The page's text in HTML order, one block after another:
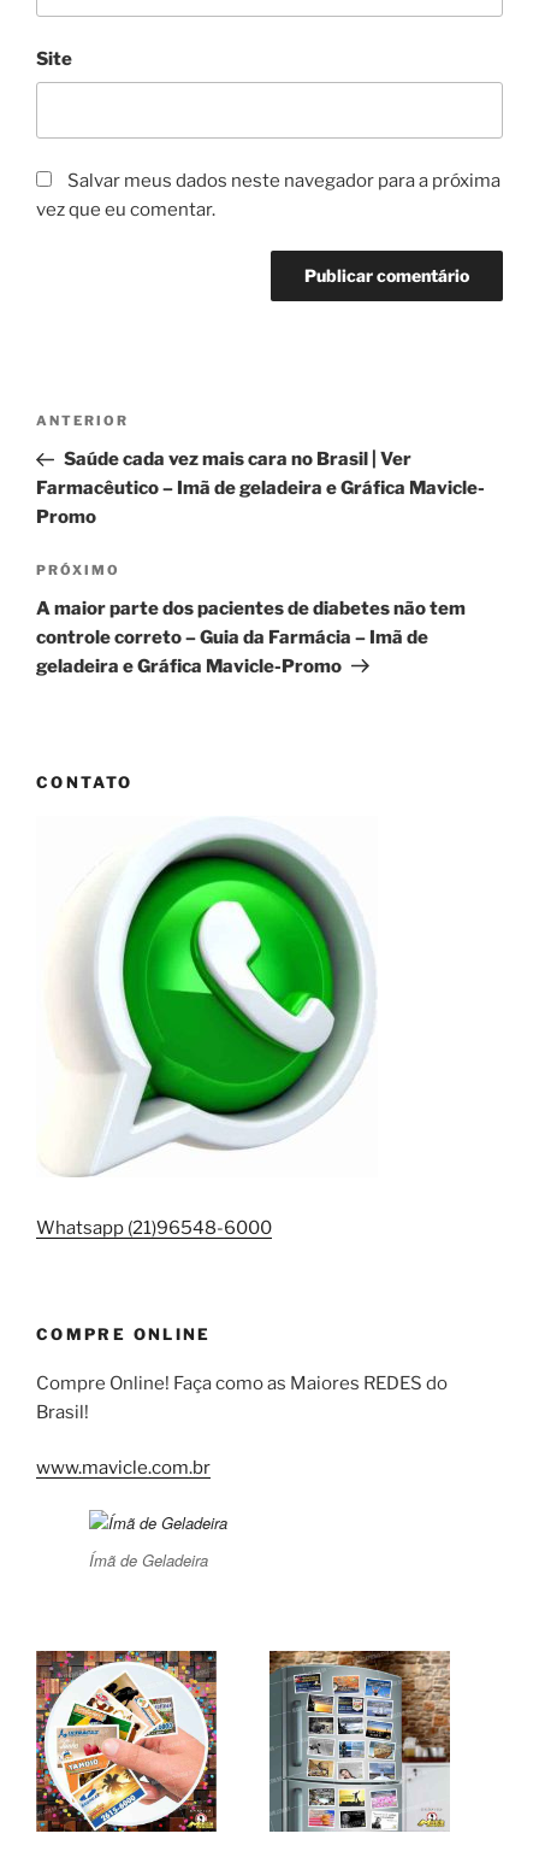
Site
Salvar meus dados neste navegador para a próxima
vez que eu comentar.
Navegação
Post
Post
anterior
ANTERIOR
Saúde cada vez mais cara no Brasil | Ver
Farmacêutico – Imã de geladeira e Gráfica Mavicle-
Promo
Próximo
post
PRÓXIMO
A maior parte dos pacientes de diabetes não tem
controle correto – Guia da Farmácia – Imã de
geladeira e Gráfica Mavicle-Promo
CONTATO
Whatsapp (21)96548-6000
COMPRE ONLINE
Compre Online! Faça como as Maiores REDES do
Brasil!
www.mavicle.com.br
Ímã de Geladeira